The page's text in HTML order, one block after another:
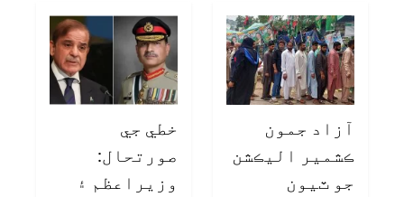
آزاد جمون
ڪشمير اليڪشن
جو ٽيون
خطي جي
صورتحال:
وزيراعظم ۽